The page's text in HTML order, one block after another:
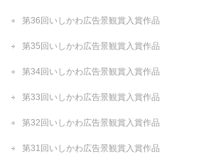
第36回いしかわ広告景観賞入賞作品
第35回いしかわ広告景観賞入賞作品
第34回いしかわ広告景観賞入賞作品
第33回いしかわ広告景観賞入賞作品
第32回いしかわ広告景観賞入賞作品
第31回いしかわ広告景観賞入賞作品